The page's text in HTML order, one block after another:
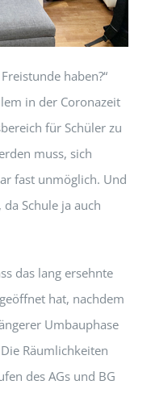
haben?“
in der Coronazeit
für Schüler zu
muss, sich
fast unmöglich. Und
Schule ja auch
das lang ersehnte
hat, nachdem
Umbauphase
Räumlichkeiten
des AGs und BG